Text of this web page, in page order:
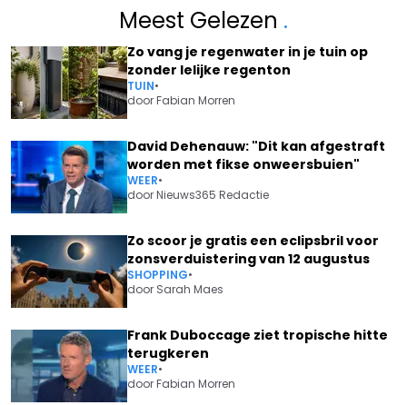
Meest Gelezen .
Zo vang je regenwater in je tuin op
zonder lelijke regenton
TUIN•
doorFabian Morren
David Dehenauw: "Dit kan afgestraft
worden met fikse onweersbuien"
WEER•
doorNieuws365 Redactie
Zo scoor je gratis een eclipsbril voor
zonsverduistering van 12 augustus
SHOPPING•
door Sarah Maes
Frank Duboccage ziet tropische hitte
terugkeren
WEER•
doorFabian Morren